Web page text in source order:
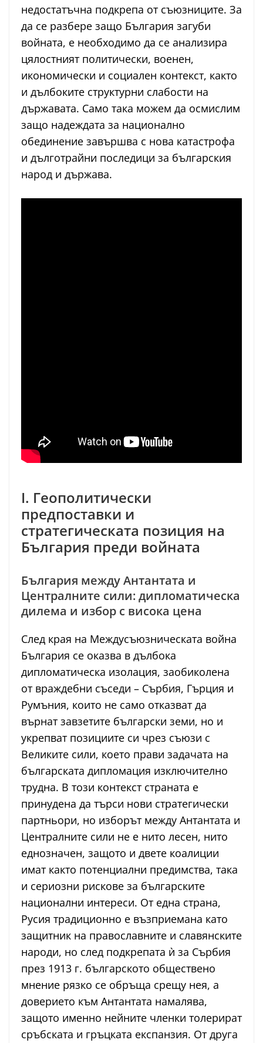
недостатъчна подкрепа от съюзниците. За
да се разбере защо България загуби
войната, е необходимо да се анализира
цялостният политически, военен,
икономически и социален контекст, както
и дълбоките структурни слабости на
държавата. Само така можем да осмислим
защо надеждата за национално
обединение завършва с нова катастрофа
и дълготрайни последици за българския
народ и държава.
I. Геополитически
предпоставки и
стратегическата позиция на
България преди войната
България между Антантата и
Централните сили: дипломатическа
дилема и избор с висока цена
След края на Междусъюзническата война
България се оказва в дълбока
дипломатическа изолация, заобиколена
от враждебни съседи – Сърбия, Гърция и
Румъния, които не само отказват да
върнат завзетите български земи, но и
укрепват позициите си чрез съюзи с
Великите сили, което прави задачата на
българската дипломация изключително
трудна. В този контекст страната е
принудена да търси нови стратегически
партньори, но изборът между Антантата и
Централните сили не е нито лесен, нито
еднозначен, защото и двете коалиции
имат както потенциални предимства, така
и сериозни рискове за българските
национални интереси. От една страна,
Русия традиционно е възприемана като
защитник на православните и славянските
народи, но след подкрепата ѝ за Сърбия
през 1913 г. българското обществено
мнение рязко се обръща срещу нея, а
доверието към Антантата намалява,
защото именно нейните членки толерират
сръбската и гръцката експанзия. От друга